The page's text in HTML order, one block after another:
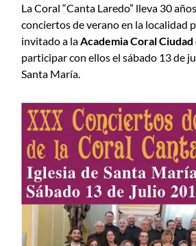
La Coral “Canta Laredo” lleva 30
conciertos de verano en la localidad
invitado a laAcademia Coral
participar con ellos el sábado 13 de
Santa María.